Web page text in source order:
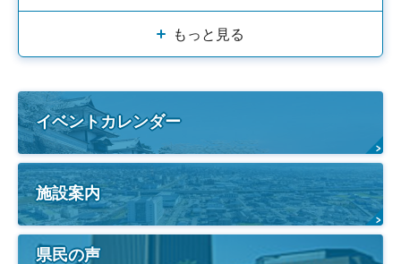
もっと見る
イベントカレンダー
施設案内
県民の声